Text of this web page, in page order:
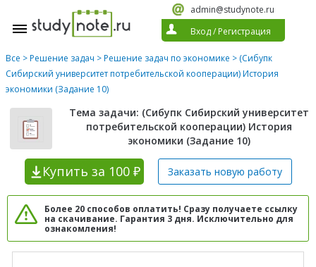
admin@studynote.ru
Вход/ Регистрация
Все >Решение задач >Решение задач по экономике > (Сибупк
Сибирский университет потребительской кооперации) История
экономики (Задание 10)
Тема задачи: (Сибупк Сибирский университет
потребительской кооперации) История
экономики (Задание 10)
Купить за 100 ₽ Заказать новую работу
Более 20 способов оплатить! Сразу получаете ссылку
на скачивание. Гарантия 3 дня. Исключительно для
ознакомления!